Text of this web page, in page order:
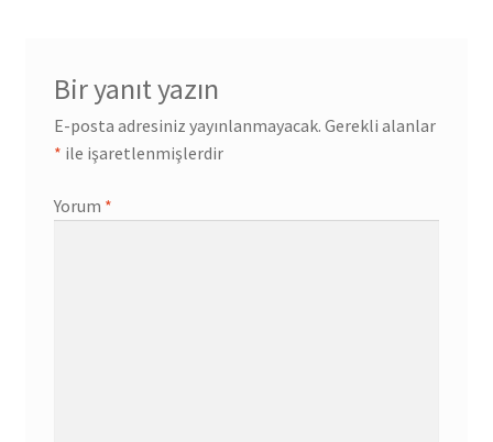
Bir yanıt yazın
E-posta adresiniz yayınlanmayacak. Gerekli alanlar
* ile işaretlenmişlerdir
Yorum *